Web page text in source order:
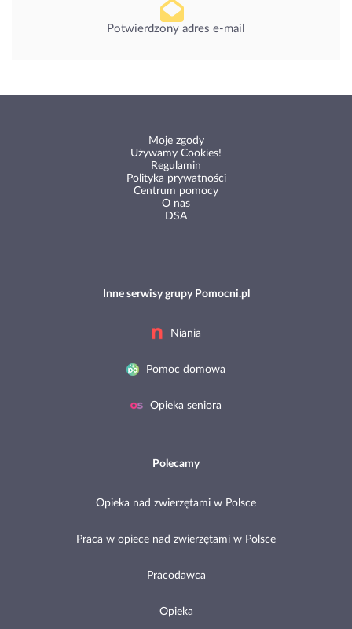
Potwierdzony adres e-mail
Moje zgody
Używamy Cookies!
Regulamin
Polityka prywatności
Centrum pomocy
O nas
DSA
Inne serwisy grupy Pomocni.pl
Niania
Pomoc domowa
Opieka seniora
Polecamy
Opieka nad zwierzętami w Polsce
Praca w opiece nad zwierzętami w Polsce
Pracodawca
Opieka